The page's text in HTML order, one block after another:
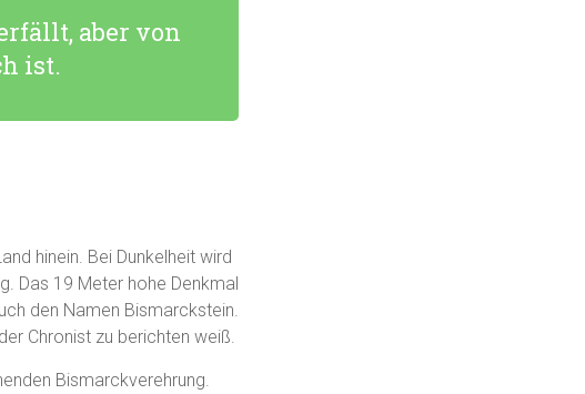
aber von
ist.
hinein. Bei Dunkelheit wird
Das 19 Meter hohe Denkmal
den Namen Bismarckstein.
Chronist zu berichten weiß.
Bismarckverehrung.